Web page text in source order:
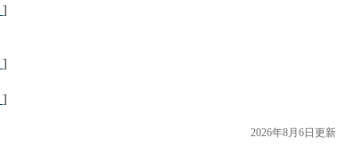
]
]
]
2026年8月6日更新